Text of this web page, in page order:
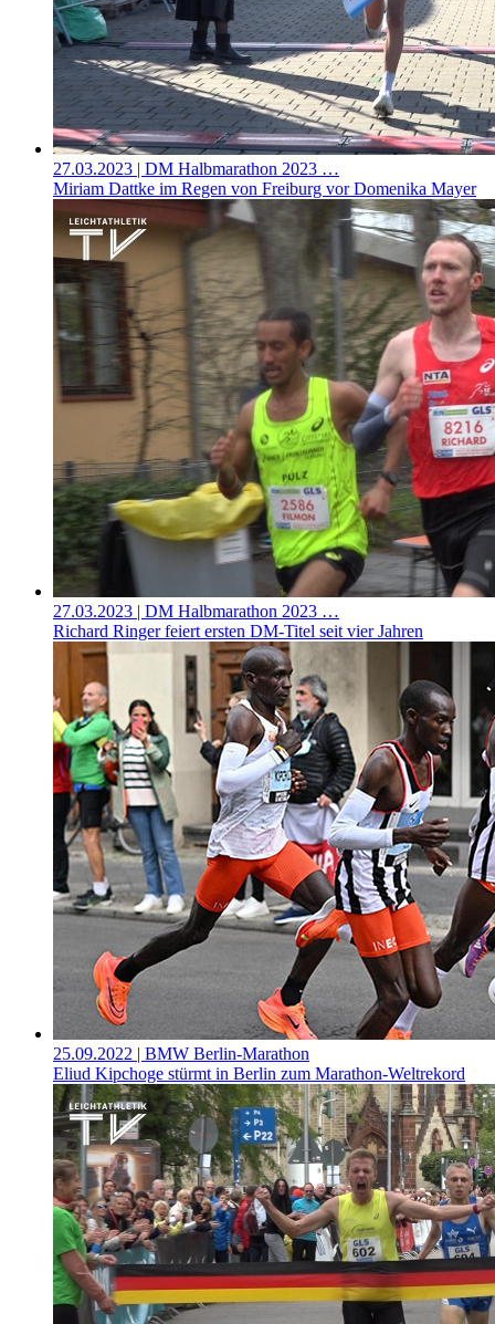
27.03.2023 | DM Halbmarathon 2023 …
Miriam Dattke im Regen von Freiburg vor Domenika Mayer
27.03.2023 | DM Halbmarathon 2023 …
Richard Ringer feiert ersten DM-Titel seit vier Jahren
25.09.2022 | BMW Berlin-Marathon
Eliud Kipchoge stürmt in Berlin zum Marathon-Weltrekord